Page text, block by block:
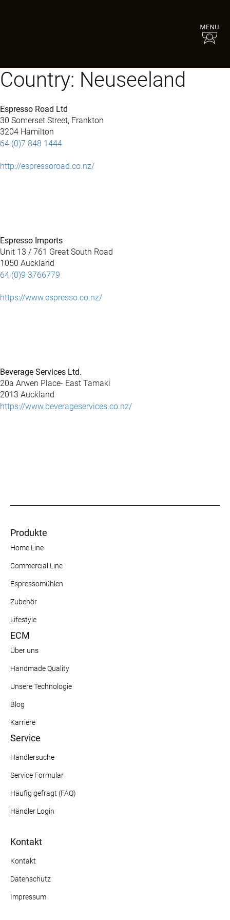
Country: Neuseeland
Espresso Road Ltd
30 Somerset Street, Frankton
3204 Hamilton
64 (0)7 848 1444
http://espressoroad.co.nz/
Espresso Imports
Unit 13 / 761 Great South Road
1050 Auckland
64 (0)9 3766779
https://www.espresso.co.nz/
Beverage Services Ltd.
20a Arwen Place- East Tamaki
2013 Auckland
https://www.beverageservices.co.nz/
Produkte
Home Line
Commercial Line
Espressomühlen
Zubehör
Lifestyle
ECM
Über uns
Handmade Quality
Unsere Technologie
Blog
Karriere
Service
Händlersuche
Service Formular
Häufig gefragt (FAQ)
Händler Login
Kontakt
Kontakt
Datenschutz
Impressum